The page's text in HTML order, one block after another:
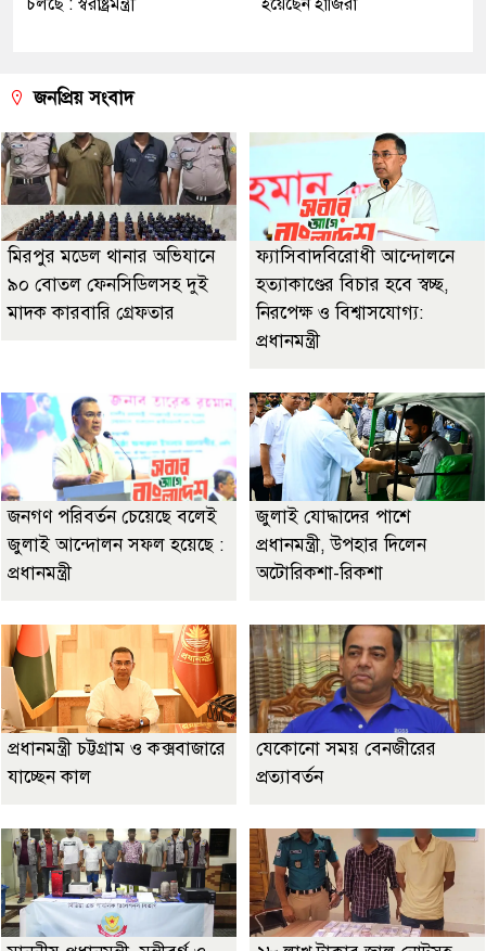
চলছে : স্বরাষ্ট্রমন্ত্রী হয়েছেন হাজিরা
জনপ্রিয় সংবাদ
মিরপুর মডেল থানার অভিযানে
৯০ বোতল ফেনসিডিলসহ দুই
মাদক কারবারি গ্রেফতার
ফ্যাসিবাদবিরোধী আন্দোলনে
হত্যাকাণ্ডের বিচার হবে স্বচ্ছ,
নিরপেক্ষ ও বিশ্বাসযোগ্য:
প্রধানমন্ত্রী
জনগণ পরিবর্তন চেয়েছে বলেই
জুলাই আন্দোলন সফল হয়েছে :
প্রধানমন্ত্রী
জুলাই যোদ্ধাদের পাশে
প্রধানমন্ত্রী, উপহার দিলেন
অটোরিকশা-রিকশা
প্রধানমন্ত্রী চট্টগ্রাম ও কক্সবাজারে
যাচ্ছেন কাল
যেকোনো সময় বেনজীরের
প্রত্যাবর্তন